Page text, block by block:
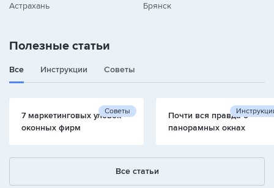
Астрахань
Брянск
Полезные статьи
Все Инструкции Советы
Советы
7 маркетинговых уловок
оконных фирм
Почти вся правда о
панорамных окнах
Все статьи